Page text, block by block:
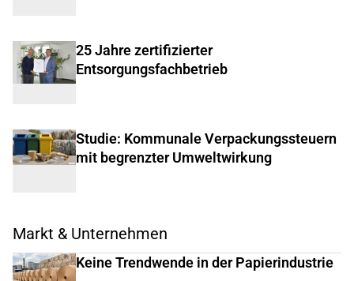
25 Jahre zertifizierter
Entsorgungsfachbetrieb
Studie: Kommunale Verpackungssteuern
mit begrenzter Umweltwirkung
Markt & Unternehmen
Keine Trendwende in der Papierindustrie